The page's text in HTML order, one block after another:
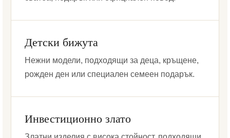
Детски бижута
Нежни модели, подходящи за деца, кръщене,
рожден ден или специален семеен подарък.
Инвестиционно злато